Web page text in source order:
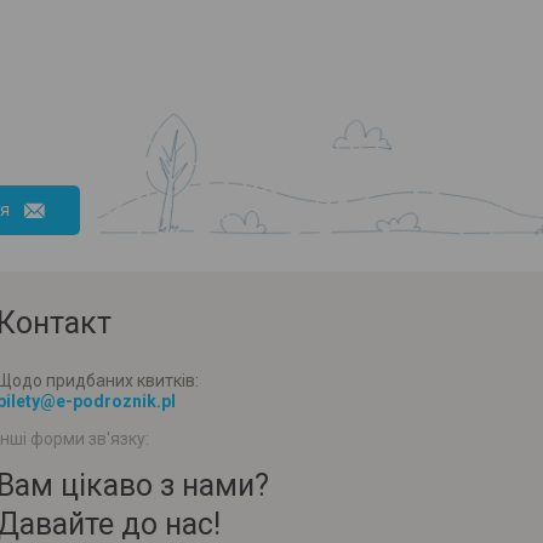
придбаних квитків:
podroznik.pl
форми зв'язку:
цікаво з нами?
до нас!